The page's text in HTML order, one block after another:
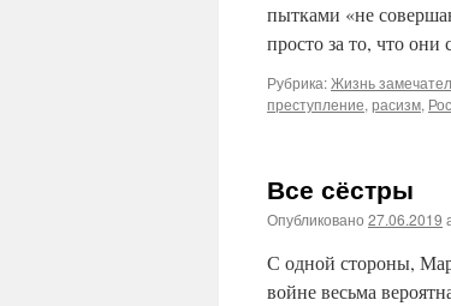
пытками «не
просто за то, что
Рубрика:Жизнь
преступление, расизм,
Все сёстры
Опубликовано 27.06.2019
С одной стороны,
войне весьма